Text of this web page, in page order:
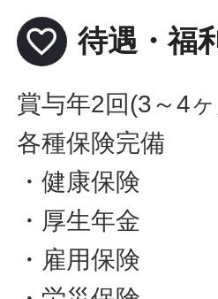
favorite_border 待遇・福
賞与年2回(3～4
各種保険完備
・健康保険
・厚生年金
・雇用保険